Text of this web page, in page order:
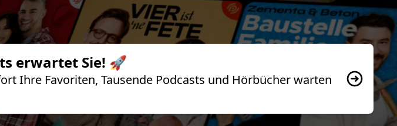
erwartet Sie! 🚀
Ihre Favoriten, Tausende Podcasts und Hörbücher warten